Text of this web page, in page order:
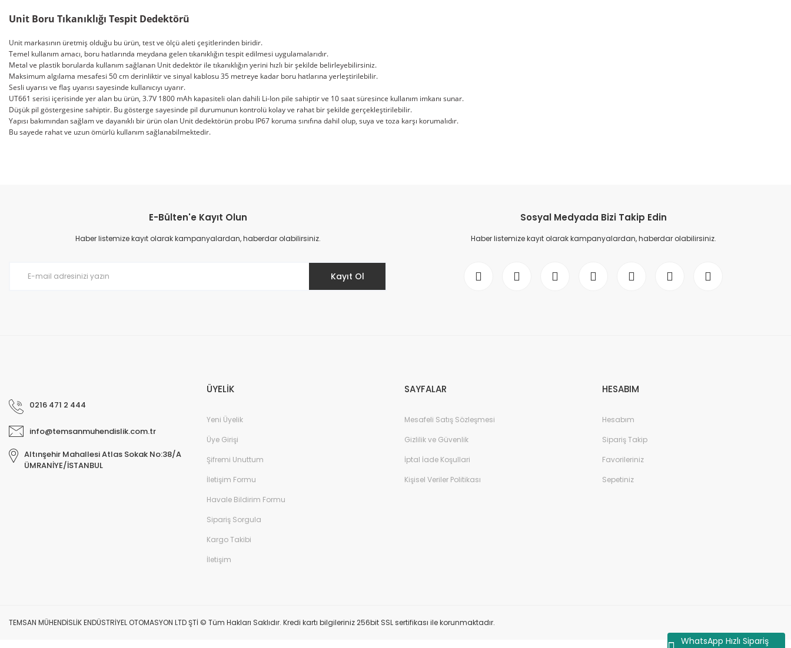
WhatsApp Hızlı Sipariş
Unit Boru Tıkanıklığı Tespit Dedektörü
Unit markasının üretmiş olduğu bu ürün, test ve ölçü aleti çeşitlerinden biridir.
Temel kullanım amacı, boru hatlarında meydana gelen tıkanıklığın tespit edilmesi uygulamalarıdır.
Metal ve plastik borularda kullanım sağlanan Unit dedektör ile tıkanıklığın yerini hızlı bir şekilde belirleyebilirsiniz.
Maksimum algılama mesafesi 50 cm derinliktir ve sinyal kablosu 35 metreye kadar boru hatlarına yerleştirilebilir.
Sesli uyarısı ve flaş uyarısı sayesinde kullanıcıyı uyarır.
UT661 serisi içerisinde yer alan bu ürün, 3.7V 1800 mAh kapasiteli olan dahili Li-Ion pile sahiptir ve 10 saat süresince kullanım imkanı sunar.
Düşük pil göstergesine sahiptir. Bu gösterge sayesinde pil durumunun kontrolü kolay ve rahat bir şekilde gerçekleştirilebilir.
Yapısı bakımından sağlam ve dayanıklı bir ürün olan Unit dedektörün probu IP67 koruma sınıfına dahil olup, suya ve toza karşı korumalıdır.
Bu sayede rahat ve uzun ömürlü kullanım sağlanabilmektedir.
Ürün resmi kalitesiz, bozuk veya görüntülenemiyor.
Ürün açıklamasında eksik bilgiler bulunuyor.
E-Bülten'e Kayıt Olun
Haber listemize kayıt olarak kampanyalardan, haberdar olabilirsiniz.
Kayıt Ol
Sosyal Medyada Bizi Takip Edin
Haber listemize kayıt olarak kampanyalardan, haberdar olabilirsiniz.
0216 471 2 444
info@temsanmuhendislik.com.tr
Altınşehir Mahallesi Atlas Sokak No:38/A
ÜMRANİYE/İSTANBUL
ÜYELİK
Yeni Üyelik
Üye Girişi
Şifremi Unuttum
İletişim Formu
Havale Bildirim Formu
Sipariş Sorgula
Kargo Takibi
İletişim
SAYFALAR
Mesafeli Satış Sözleşmesi
Gizlilik ve Güvenlik
İptal İade Koşullari
Kişisel Veriler Politikası
HESABIM
Hesabım
Sipariş Takip
Favorileriniz
Sepetiniz
TEMSAN MÜHENDİSLİK ENDÜSTRİYEL OTOMASYON LTD ŞTİ © Tüm Hakları Saklıdır. Kredi kartı bilgileriniz 256bit SSL sertifikası ile korunmaktadır.